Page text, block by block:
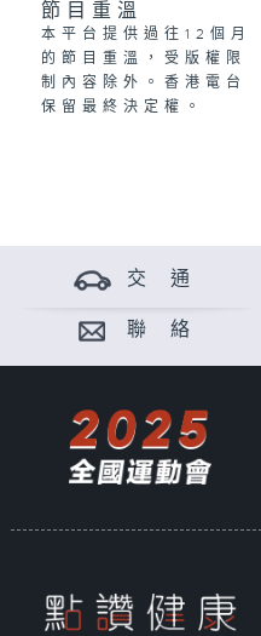
節目重溫
本平台提供過往12個月
的節目重溫，受版權限
制內容除外。香港電台
保留最終決定權。
交 通
聯 絡